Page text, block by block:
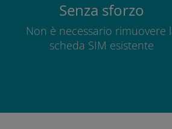
Senza sforzo
Non è necessario rimuovere
scheda SIM esistente